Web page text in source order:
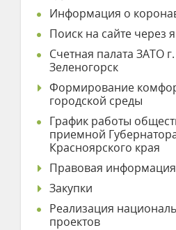
Информация о
Поиск на сайте через
Счетная палата ЗАТО г.
Зеленогорск
Формирование
городской среды
График работы
приемной
Красноярского края
Правовая информация
Закупки
Реализация
проектов